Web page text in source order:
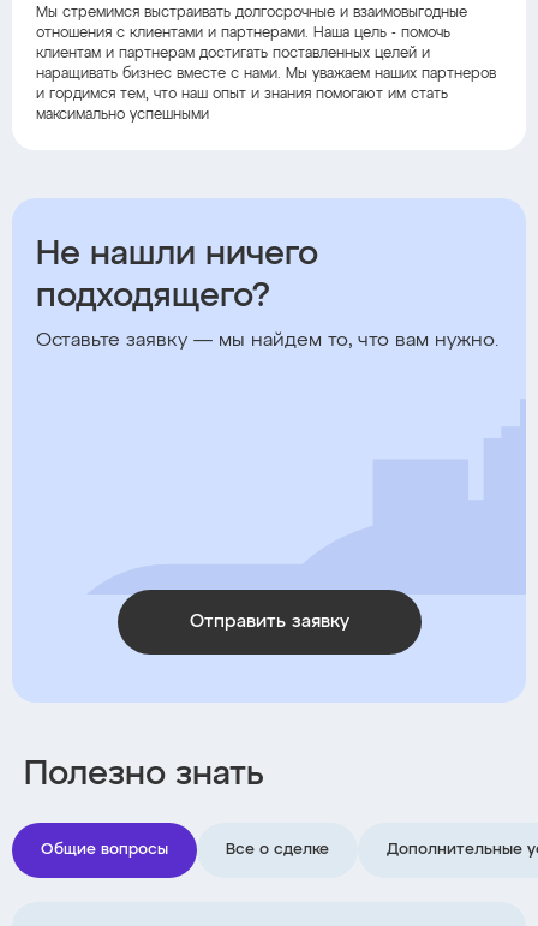
Мы стремимся выстраивать долгосрочные и взаимовыгодные
отношения с клиентами и партнерами. Наша цель - помочь
клиентам и партнерам достигать поставленных целей и
наращивать бизнес вместе с нами. Мы уважаем наших партнеров
и гордимся тем, что наш опыт и знания помогают им стать
максимально успешными
Не нашли ничего
подходящего?
Оставьте заявку — мы найдем то, что вам нужно.
Отправить заявку
Полезно знать
Общие вопросы Все о сделке Дополнительные